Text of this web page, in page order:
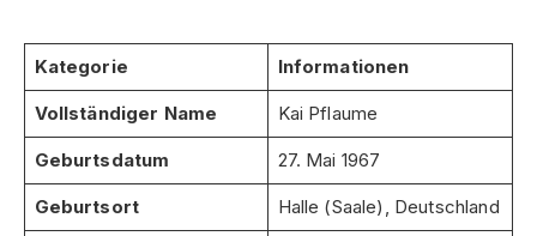
Kategorie Informationen
Vollständiger Name Kai Pflaume
Geburtsdatum 27. Mai 1967
Geburtsort Halle (Saale), Deutschland